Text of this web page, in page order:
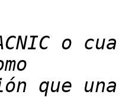
o
que una